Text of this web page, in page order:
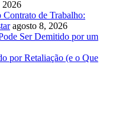
2026
de Trabalho:
agosto 8, 2026
Ser Demitido por um
por Retaliação (e o Que